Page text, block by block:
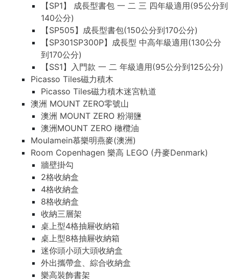
【SP1】 成長型書包 一 二 三 四年級適用(95公分到
140公分)
【SP505】成長型書包(150公分到170公分)
【SP301SP300P】成長型 中高年級適用(130公分
到170公分)
【SS1】入門款 一 二 年級適用(95公分到125公分)
Picasso Tiles磁力積木
Picasso Tiles磁力積木迷宮軌道
澳洲 MOUNT ZERO零號山
澳洲 MOUNT ZERO 粉湖鹽
澳洲MOUNT ZERO 橄欖油
Moulamein慕樂明燕麥(澳洲)
Room Copenhagen 樂高 LEGO (丹麥Denmark)
牆壁掛勾
2格收納盒
4格收納盒
8格收納盒
收納三層架
桌上型4格抽屜收納箱
桌上型8格抽屜收納箱
迷你頭小頭大頭收納盒
外出攜帶盒、綜合收納盒
樂高裝飾書架